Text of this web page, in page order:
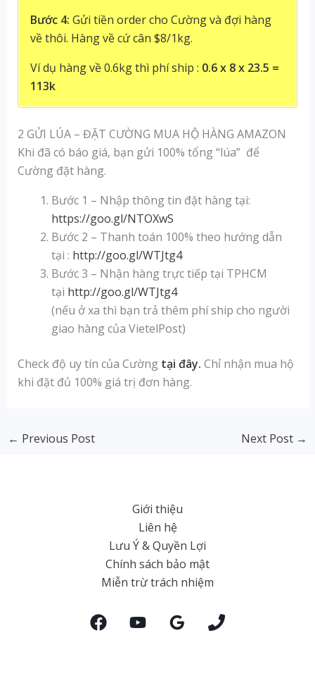
Bước 4: Gửi tiền order cho Cường và đợi hàng
về thôi. Hàng về cứ cân $8/1kg.
Ví dụ hàng về 0.6kg thì phí ship : 0.6 x 8 x 23.5 =
113k
2 GỬI LÚA – ĐẶT CƯỜNG MUA HỘ HÀNG AMAZON
Khi đã có báo giá, bạn gửi 100% tổng “lúa” để
Cường đặt hàng.
Bước 1 – Nhập thông tin đặt hàng tại:
https://goo.gl/NTOXwS
Bước 2 – Thanh toán 100% theo hướng dẫn
tại : http://goo.gl/WTJtg4
Bước 3 – Nhận hàng trực tiếp tại TPHCM
tại http://goo.gl/WTJtg4
(nếu ở xa thì bạn trả thêm phí ship cho người
giao hàng của VietelPost)
Check độ uy tín của Cường tại đây. Chỉ nhận mua hộ
khi đặt đủ 100% giá trị đơn hàng.
← Previous Post Next Post →
Giới thiệu
Liên hệ
Lưu Ý & Quyền Lợi
Chính sách bảo mật
Miễn trừ trách nhiệm